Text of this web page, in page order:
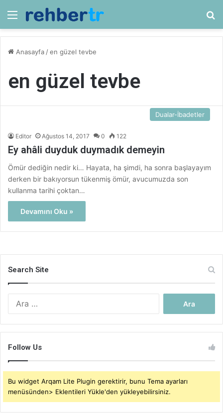
Menü
Anasayfa /en güzel tevbe
en güzel tevbe
Dualar-İbadetler
Editor Ağustos 14, 2017 0 122
Ey ahâli duyduk duymadık demeyin
Ömür dediğin nedir ki… Hayata, ha şimdi, ha sonra başlayayım
derken bir bakıyorsun tükenmiş ömür, avucumuzda son
kullanma tarihi çoktan…
Devamını Oku »
Search Site
Follow Us
Bu widget Arqam Lite Plugin gerektirir, bunu Tema ayarları
menüsünden> Eklentileri Yükle'den yükleyebilirsiniz.